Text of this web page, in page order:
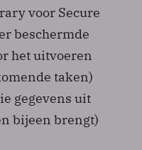
voor Secure
beschermde
het uitvoeren
taken)
gegevens uit
bijeen brengt)